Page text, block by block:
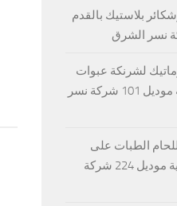
بلاستيك بالقدم
لشرنكة عبوات
المواد الغذائية المختلفه موديل 101 شركة نسر
الطبات على
الاكواب والعبوات الورقية موديل 224 شركة